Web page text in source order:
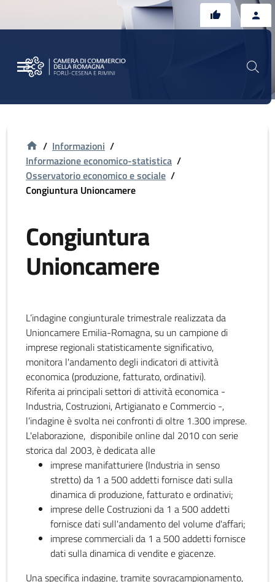
/ Informazioni /
Informazione economico-statistica /
Osservatorio economico e sociale /
Congiuntura Unioncamere
Congiuntura
Unioncamere
L’indagine congiunturale trimestrale realizzata da
Unioncamere Emilia-Romagna, su un campione di
imprese regionali statisticamente significativo,
monitora l'andamento degli indicatori di attività
economica (produzione, fatturato, ordinativi).
Riferita ai principali settori di attività economica -
Industria, Costruzioni, Artigianato e Commercio -,
l’indagine è svolta nei confronti di oltre 1.300 imprese.
L'elaborazione, disponibile online dal 2010 con serie
storica dal 2003, è dedicata alle
imprese manifatturiere (Industria in senso
stretto) da 1 a 500 addetti fornisce dati sulla
dinamica di produzione, fatturato e ordinativi;
imprese delle Costruzioni da 1 a 500 addetti
fornisce dati sull'andamento del volume d'affari;
imprese commerciali da 1 a 500 addetti fornisce
dati sulla dinamica di vendite e giacenze.
Una specifica indagine, tramite sovracampionamento,